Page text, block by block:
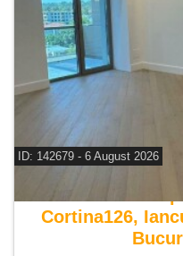
ID: 142679 - 6 August 2026
De vanzare
Cortina126,